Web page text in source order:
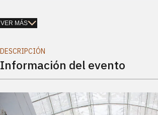
VER MÁS
DESCRIPCIÓN
Información del evento